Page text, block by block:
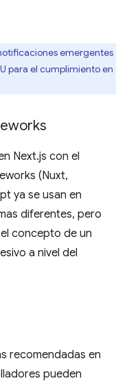
emergentes
para el cumplimiento en
Next.js con el
(Nuxt,
ya se usan en
diferentes, pero
concepto de un
a nivel del
recomendadas en
pueden